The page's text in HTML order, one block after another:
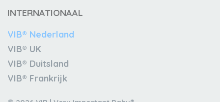
INTERNATIONAAL
VIB® Nederland
VIB® UK
VIB® Duitsland
VIB® Frankrijk